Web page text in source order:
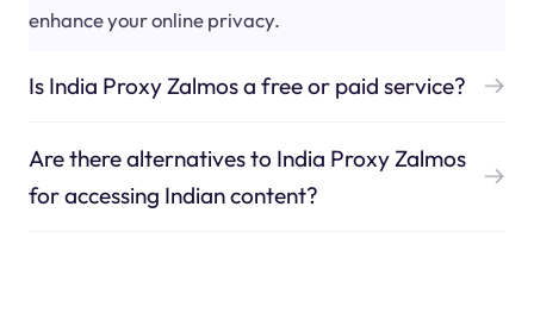
enhance your online privacy.
Is India Proxy Zalmos a free or paid service?
Are there alternatives to India Proxy Zalmos
for accessing Indian content?